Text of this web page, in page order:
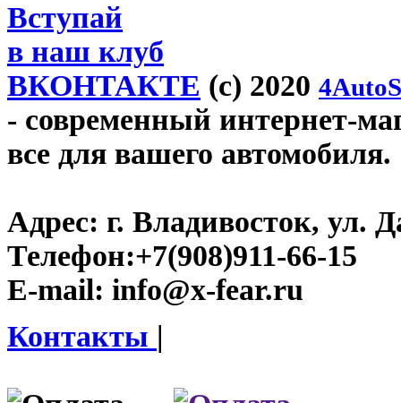
Вступай
в наш клуб
ВКОНТАКТЕ (c) 2020
- современный интернет-
все для вашего автомобиля.
Адрес: г. Владивосток, ул.
Телефон:+7(908)911-66-15
E-mail: info@x-fear.ru
Контакты |